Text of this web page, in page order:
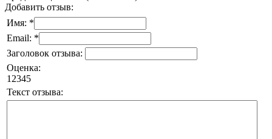
Добавить отзыв:
Имя: *
Email: *
Заголовок отзыва:
Оценка:
1 2345
Текст отзыва: